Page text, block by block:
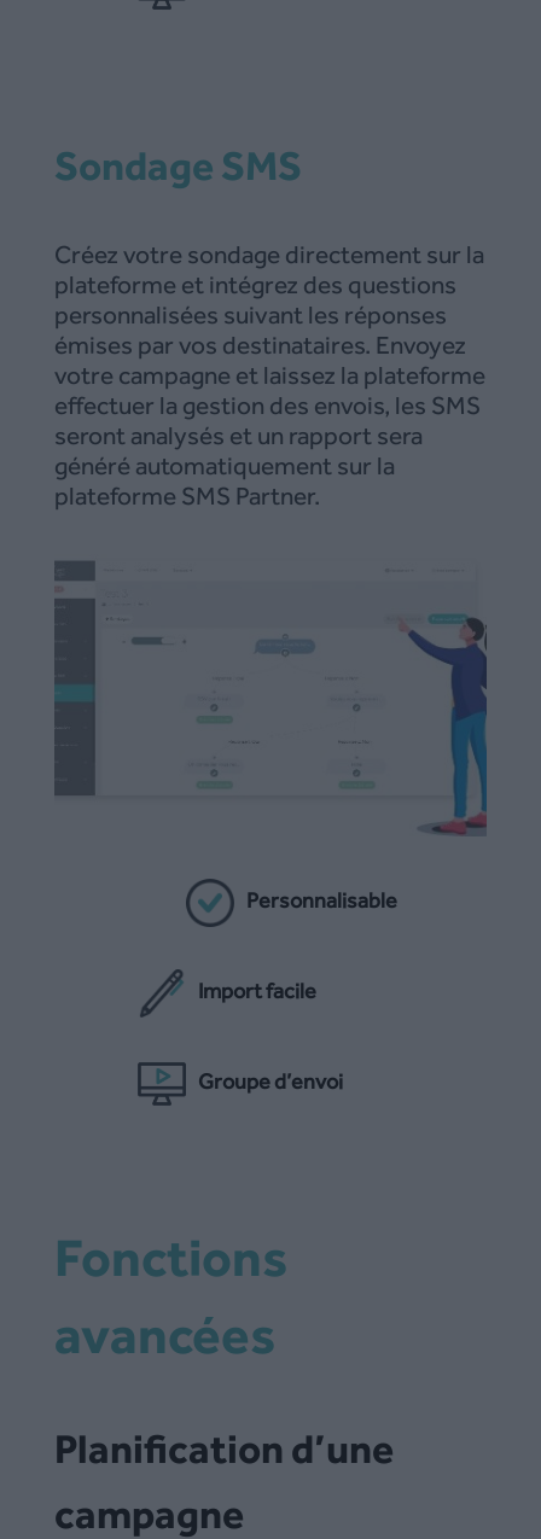
Sondage SMS
Créez votre sondage directement sur la
plateforme et intégrez des questions
personnalisées suivant les réponses
émises par vos destinataires. Envoyez
votre campagne et laissez la plateforme
effectuer la gestion des envois, les SMS
seront analysés et un rapport sera
généré automatiquement sur la
plateforme SMS Partner.
Personnalisable
Import facile
Groupe d’envoi
Fonctions
avancées
Planification d’une
campagne